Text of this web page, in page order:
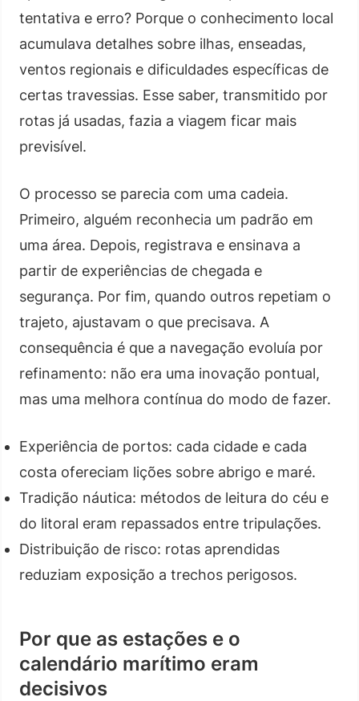
tentativa e erro? Porque o conhecimento local
acumulava detalhes sobre ilhas, enseadas,
ventos regionais e dificuldades específicas de
certas travessias. Esse saber, transmitido por
rotas já usadas, fazia a viagem ficar mais
previsível.
O processo se parecia com uma cadeia.
Primeiro, alguém reconhecia um padrão em
uma área. Depois, registrava e ensinava a
partir de experiências de chegada e
segurança. Por fim, quando outros repetiam o
trajeto, ajustavam o que precisava. A
consequência é que a navegação evoluía por
refinamento: não era uma inovação pontual,
mas uma melhora contínua do modo de fazer.
Experiência de portos: cada cidade e cada
costa ofereciam lições sobre abrigo e maré.
Tradição náutica: métodos de leitura do céu e
do litoral eram repassados entre tripulações.
Distribuição de risco: rotas aprendidas
reduziam exposição a trechos perigosos.
Por que as estações e o
calendário marítimo eram
decisivos